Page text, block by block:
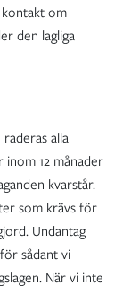
om
den lagliga
alla
12 månader
kvarstår.
som krävs för
Undantag
sådant vi
När vi inte